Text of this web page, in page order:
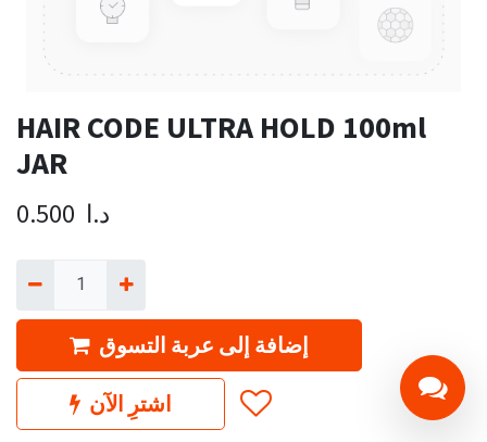
HAIR CODE ULTRA HOLD 100ml
JAR
0.500 د.ا
إضافة إلى عربة التسوق
اشترِ الآن